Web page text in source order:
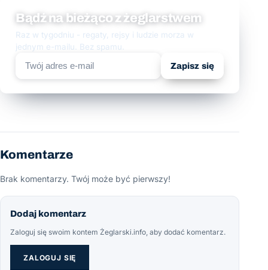
Bądź na bieżąco z żeglarstwem
Raz w tygodniu - regaty, rejsy i ludzie morza w
jednym e-mailu. Bez spamu.
Zapisz się
Komentarze
Brak komentarzy. Twój może być pierwszy!
Dodaj komentarz
Zaloguj się swoim kontem Żeglarski.info, aby dodać komentarz.
ZALOGUJ SIĘ